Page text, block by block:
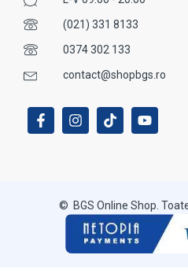
(021) 331 8133
0374 302 133
contact@shopbgs.ro
© BGS Online Shop.